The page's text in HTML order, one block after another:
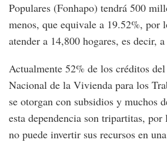
Populares (Fonhapo) tendrá 500
menos, que equivale a 19.52%, por
atender a 14,800 hogares, es decir,
Actualmente 52% de los créditos
Nacional de la Vivienda para los
se otorgan con subsidios y muchos
esta dependencia son tripartitas,
no puede invertir sus recursos en